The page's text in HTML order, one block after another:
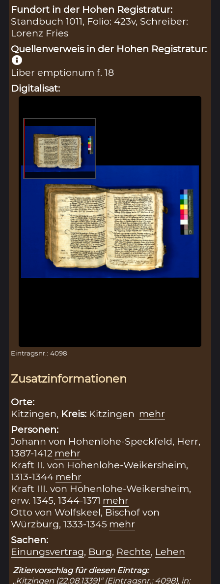
Fundort in der Hohen Registratur:
Standbuch 1011, Folio: 423v, Schreiber:
Lorenz Fries
Quellenverweis in der Hohen Registratur:
Liber emptionum f. 18
Digitalisat:
Eintragsnr.: 4098
Zusatzinformationen
Orte:
Kitzingen, Kreis: Kitzingen mehr
Personen:
Johann von Hohenlohe-Speckfeld, Herr,
1387-1412 mehr
Kraft II. von Hohenlohe-Weikersheim,
1313-1344 mehr
Kraft III. von Hohenlohe-Weikersheim,
erw. 1345, 1344-1371 mehr
Otto von Wolfskeel, Bischof von
Würzburg, 1333-1345 mehr
Sachen:
Einungsvertrag, Burg, Rechte, Lehen
Zitiervorschlag für diesen Eintrag:
„Kitzingen (22.08.1339)“ (Eintragsnr.: 4098), in: